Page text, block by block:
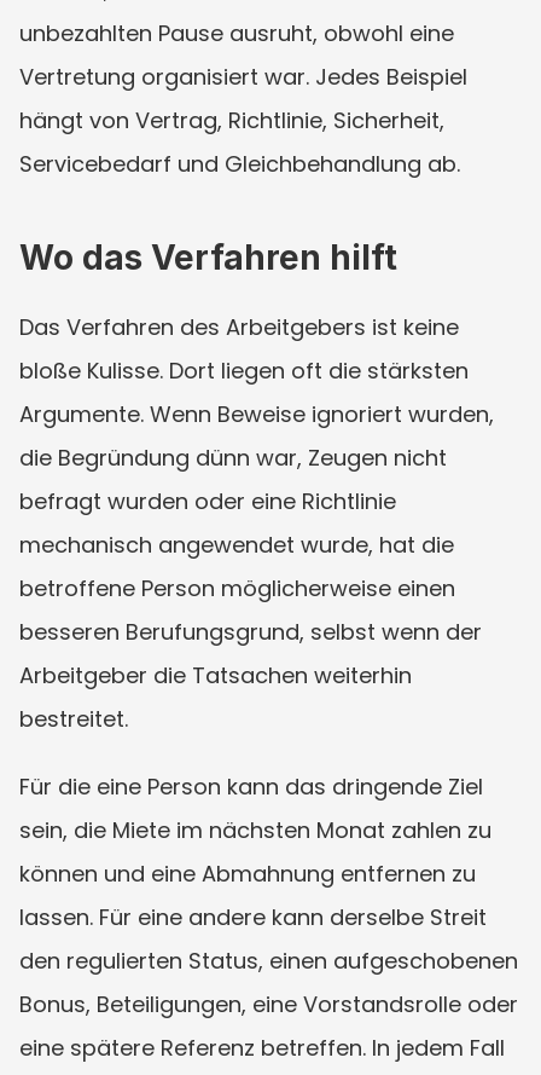
unbezahlten Pause ausruht, obwohl eine
Vertretung organisiert war. Jedes Beispiel
hängt von Vertrag, Richtlinie, Sicherheit,
Servicebedarf und Gleichbehandlung ab.
Wo das Verfahren hilft
Das Verfahren des Arbeitgebers ist keine
bloße Kulisse. Dort liegen oft die stärksten
Argumente. Wenn Beweise ignoriert wurden,
die Begründung dünn war, Zeugen nicht
befragt wurden oder eine Richtlinie
mechanisch angewendet wurde, hat die
betroffene Person möglicherweise einen
besseren Berufungsgrund, selbst wenn der
Arbeitgeber die Tatsachen weiterhin
bestreitet.
Für die eine Person kann das dringende Ziel
sein, die Miete im nächsten Monat zahlen zu
können und eine Abmahnung entfernen zu
lassen. Für eine andere kann derselbe Streit
den regulierten Status, einen aufgeschobenen
Bonus, Beteiligungen, eine Vorstandsrolle oder
eine spätere Referenz betreffen. In jedem Fall